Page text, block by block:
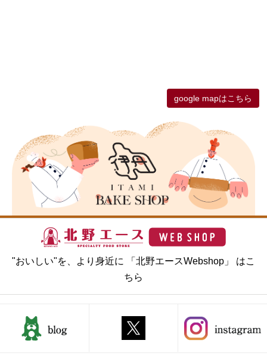
google mapはこちら
"おいしい"を、より身近に 「北野エースWebshop」 はこ
ちら